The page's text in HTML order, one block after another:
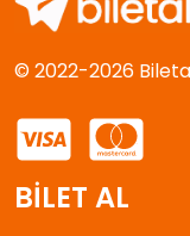
© 2022-2026
BİLET AL